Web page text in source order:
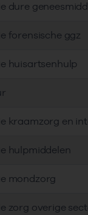
dure
forensische ggz
huisartsenhulp
kraamzorg en
hulpmiddelen
mondzorg
zorg overige